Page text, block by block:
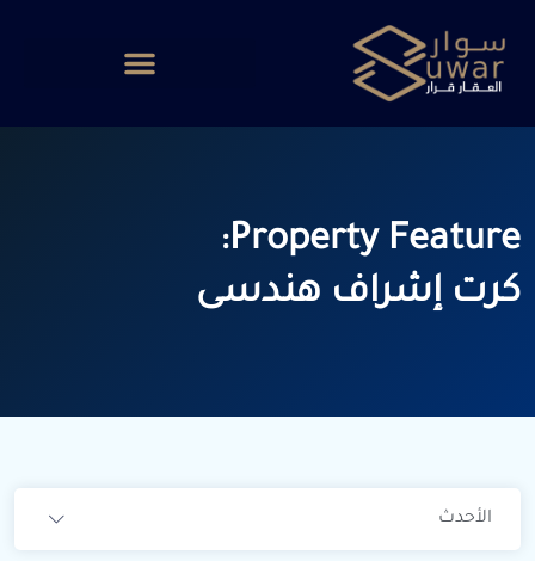
Property Feature:
كرت إشراف هندسى
الأحدث